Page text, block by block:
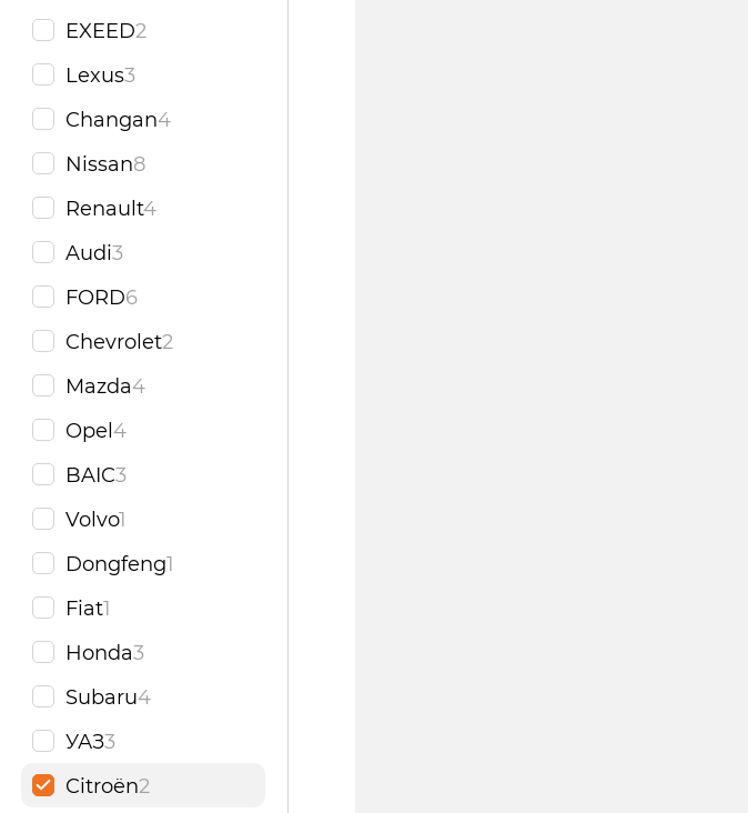
EXEED2
Lexus3
Changan4
Nissan8
Renault4
Audi3
FORD6
Chevrolet2
Mazda4
Opel4
BAIC3
Volvo1
Dongfeng1
Fiat1
Honda3
Subaru4
УАЗ3
Citroën2